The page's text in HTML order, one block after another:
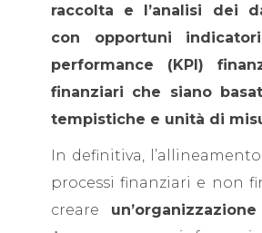
raccolta e l’analisi dei
con opportuni
performance (KPI)
finanziari che siano
tempistiche e unità di
In definitiva,
processi finanziari e non
creare